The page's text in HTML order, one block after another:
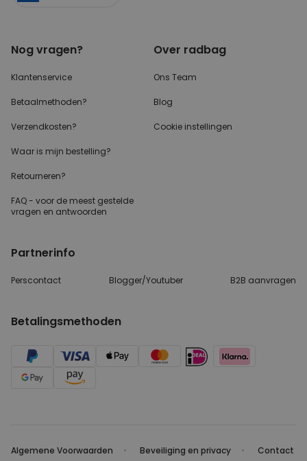
Nog vragen?
Klantenservice
Betaalmethoden?
Verzendkosten?
Waar is mijn bestelling?
Retourneren?
FAQ - voor de meest gestelde
vragen en antwoorden
Over radbag
Ons Team
Blog
Cookie instellingen
Partnerinfo
Perscontact Blogger/Youtuber B2B aanvragen
Betalingsmethoden
Algemene Voorwaarden Beveiliging en privacy Contact